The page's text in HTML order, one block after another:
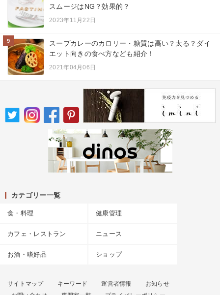
スムージはNG？効果的？
2023年11月22日
9
スープカレーのカロリー・糖質は高い？太る？ダイ
エット向きの食べ方なども紹介！
2021年04月06日
カテゴリー一覧
食・料理 健康管理
カフェ・レストラン ニュース
お酒・嗜好品 ショップ
サイトマップ キーワード 運営者情報
お知らせ